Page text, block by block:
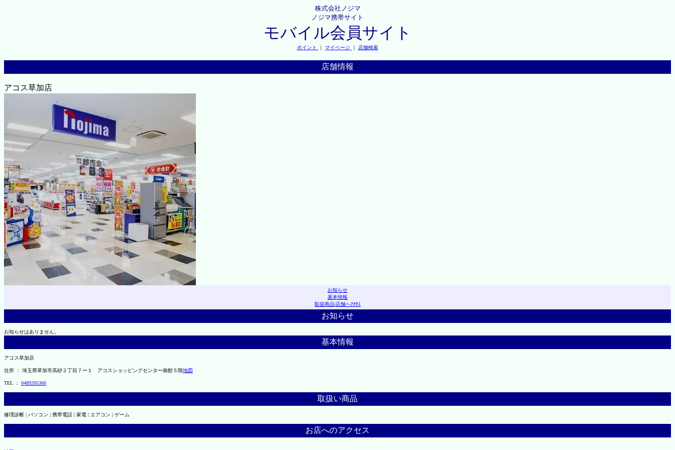
株式会社ノジマ
ノジマ携帯サイト
モバイル会員サイト
ポイント ｜ マイページ ｜ 店舗検索
店舗情報
アコス草加店
お知らせ
基本情報
取扱商品|店舗へｱｸｾｽ
お知らせ
お知らせはありません。
基本情報
アコス草加店
住所 ： 埼玉県草加市高砂２丁目７ー１ アコスショッピングセンター南館５階地図
TEL ： 0489205360
取扱い商品
修理診断 | パソコン | 携帯電話 | 家電 | エアコン | ゲーム
お店へのアクセス